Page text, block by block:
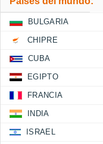
BULGARIA
CHIPRE
CUBA
EGIPTO
FRANCIA
INDIA
ISRAEL